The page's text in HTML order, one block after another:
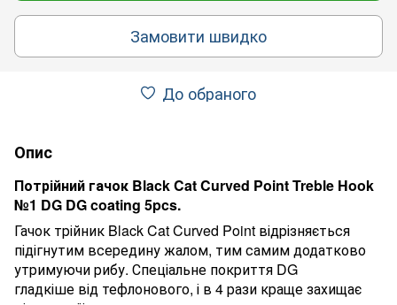
Замовити швидко
До обраного
Опис
Потрійний гачок Black Cat Curved Point Treble Hook
№1 DG DG coating 5pcs.
Гачок трійник Black Cat Curved Point відрізняється
підігнутим всередину жалом, тим самим додатково
утримуючи рибу. Спеціальне покриття DG
гладкіше від тефлонового, і в 4 рази краще захищає